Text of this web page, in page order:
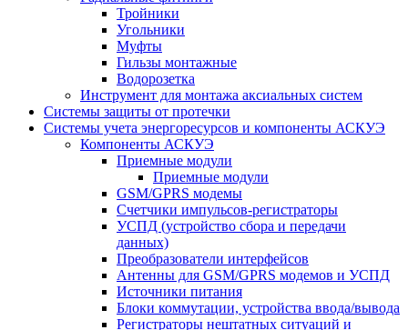
Тройники
Угольники
Муфты
Гильзы монтажные
Водорозетка
Инструмент для монтажа аксиальных систем
Системы защиты от протечки
Системы учета энергоресурсов и компоненты АСКУЭ
Компоненты АСКУЭ
Приемные модули
Приемные модули
GSM/GPRS модемы
Счетчики импульсов-регистраторы
УСПД (устройство сбора и передачи
данных)
Преобразователи интерфейсов
Антенны для GSM/GPRS модемов и УСПД
Источники питания
Блоки коммутации, устройства ввода/вывода
Регистраторы нештатных ситуаций и